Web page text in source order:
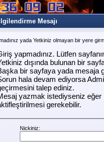
Mesajı
yada Yetkiniz olmayan bir yere
yapmadınız. Lütfen
dışında bulunan bir
bir sayfaya yada mesaja
hala devam ediyorsa
talep ediniz.
yazmak istediyseniz eğer
gerekebilir.
Nickiniz: